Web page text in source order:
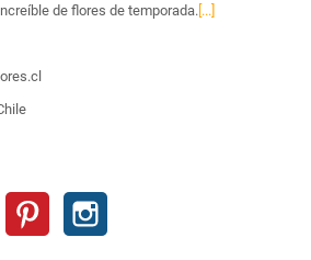
de flores de temporada. [...]
YouTube Pinterest